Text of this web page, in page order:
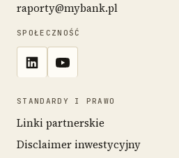
raporty@mybank.pl
SPOŁECZNOŚĆ
STANDARDY I PRAWO
Linki partnerskie
Disclaimer inwestycyjny